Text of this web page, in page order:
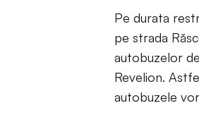
Pe durata
pe strada
autobuzelor
Revelion.
autobuzele